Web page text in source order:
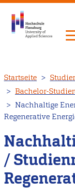
zum
Inhalt
Startseite
Bachelor-
Nachhaltige
Regenerative
/